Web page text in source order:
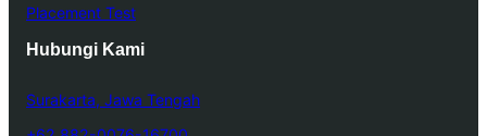
Placement Test
Hubungi Kami
Surakarta, Jawa Tengah